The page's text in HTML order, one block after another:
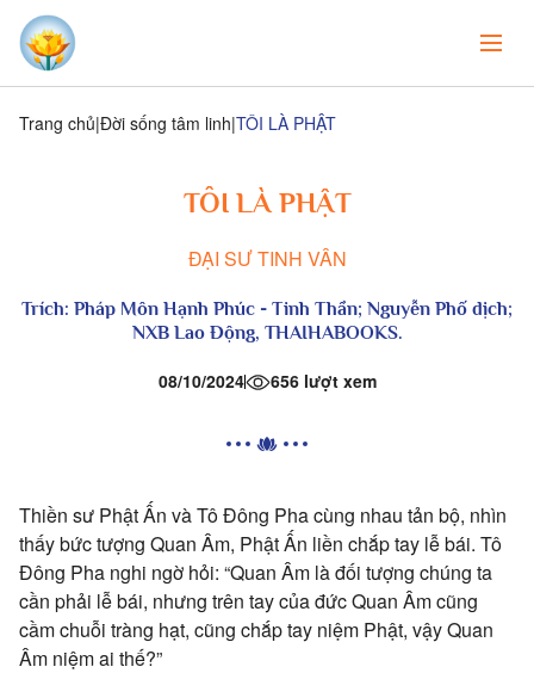
Trang chủ Đời sống tâm linh TÔI LÀ PHẬT
TÔI LÀ PHẬT
ĐẠI SƯ TINH VÂN
Trích: Pháp Môn Hạnh Phúc - Tinh Thần; Nguyễn Phố dịch;
NXB Lao Động, THAIHABOOKS.
08/10/2024 656 lượt xem
Thiền sư Phật Ấn và Tô Đông Pha cùng nhau tản bộ, nhìn
thấy bức tượng Quan Âm, Phật Ấn liền chắp tay lễ bái. Tô
Đông Pha nghi ngờ hỏi: “Quan Âm là đối tượng chúng ta
cần phải lễ bái, nhưng trên tay của đức Quan Âm cũng
cầm chuỗi tràng hạt, cũng chắp tay niệm Phật, vậy Quan
Âm niệm ai thế?”